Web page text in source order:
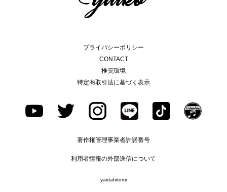
プライバシーポリシー
CONTACT
推奨環境
特定商取引法に基づく表示
著作権管理事業者許諾番号
利用者情報の外部送信について
yaidahitomi